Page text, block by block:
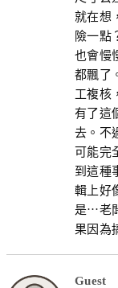
就在想
險一點
也會慢
都飄了
工複核
有了這
去。不
可能完
到這種
輯上好
是…老
果因為
Guest